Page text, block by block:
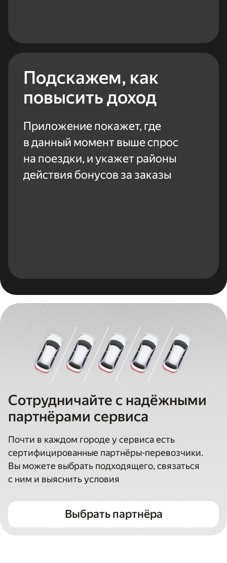
Подскажем, как
повысить доход
Приложение покажет, где
в данный момент выше спрос
на поездки, и укажет районы
действия бонусов за заказы
Сотрудничайте с надёжными
партнёрами сервиса
Почти в каждом городе у сервиса есть
сертифицированные партнёры-перевозчики.
Вы можете выбрать подходящего, связаться
с ним и выяснить условия
Выбрать партнёра